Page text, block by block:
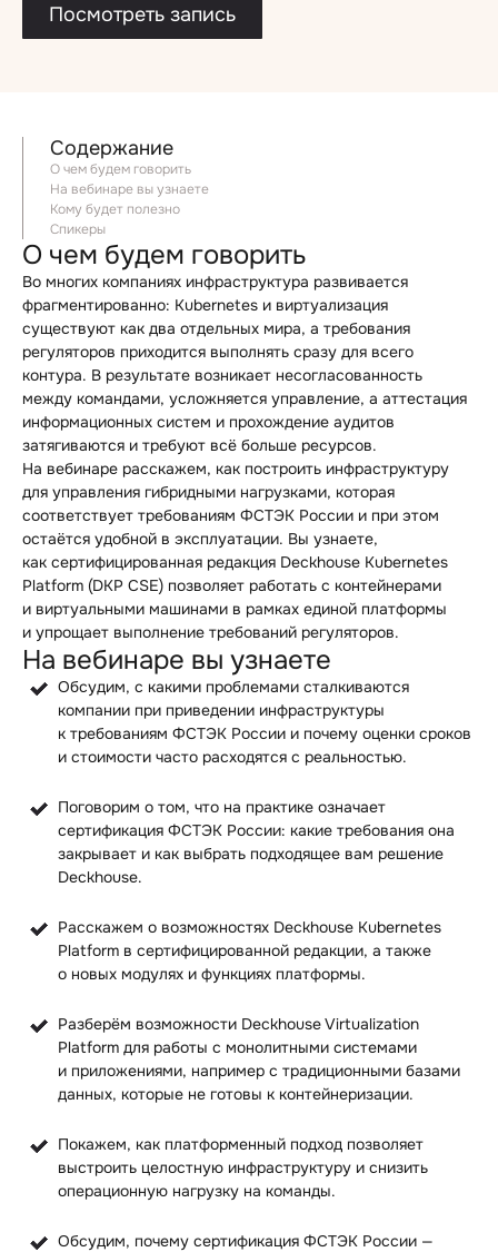
Посмотреть запись
О чем будем говорить
Во многих компаниях инфраструктура развивается
фрагментированно: Kubernetes и виртуализация
существуют как два отдельных мира, а требования
регуляторов приходится выполнять сразу для всего
контура. В результате возникает несогласованность
между командами, усложняется управление, а аттестация
информационных систем и прохождение аудитов
затягиваются и требуют всё больше ресурсов.
На вебинаре расскажем, как построить инфраструктуру
для управления гибридными нагрузками, которая
соответствует требованиям ФСТЭК России и при этом
остаётся удобной в эксплуатации. Вы узнаете,
как сертифицированная редакция Deckhouse Kubernetes
Platform (DKP CSE) позволяет работать с контейнерами
и виртуальными машинами в рамках единой платформы
и упрощает выполнение требований регуляторов.
На вебинаре вы узнаете
Обсудим, с какими проблемами сталкиваются
компании при приведении инфраструктуры
к требованиям ФСТЭК России и почему оценки сроков
и стоимости часто расходятся с реальностью.
Поговорим о том, что на практике означает
сертификация ФСТЭК России: какие требования она
закрывает и как выбрать подходящее вам решение
Deckhouse.
Расскажем о возможностях Deckhouse Kubernetes
Platform в сертифицированной редакции, а также
о новых модулях и функциях платформы.
Разберём возможности Deckhouse Virtualization
Platform для работы с монолитными системами
и приложениями, например с традиционными базами
данных, которые не готовы к контейнеризации.
Покажем, как платформенный подход позволяет
выстроить целостную инфраструктуру и снизить
операционную нагрузку на команды.
Обсудим, почему сертификация ФСТЭК России —
Содержание
О чем будем говорить
На вебинаре вы узнаете
Кому будет полезно
Спикеры